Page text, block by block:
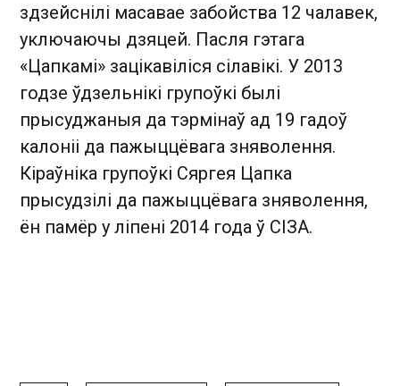
здзейснілі масавае забойства 12 чалавек,
уключаючы дзяцей. Пасля гэтага
«Цапкамі» зацікавіліся сілавікі. У 2013
годзе ўдзельнікі групоўкі былі
прысуджаныя да тэрмінаў ад 19 гадоў
калоніі да пажыццёвага зняволення.
Кіраўніка групоўкі Сяргея Цапка
прысудзілі да пажыццёвага зняволення,
ён памёр у ліпені 2014 года ў СІЗА.